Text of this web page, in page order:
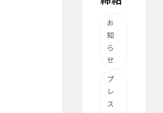
お
知
ら
せ
プ
レ
ス